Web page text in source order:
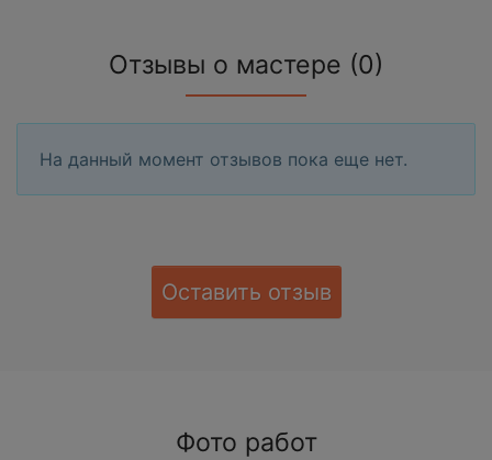
Отзывы о мастере (0)
На данный момент отзывов пока еще нет.
Оставить отзыв
Фото работ